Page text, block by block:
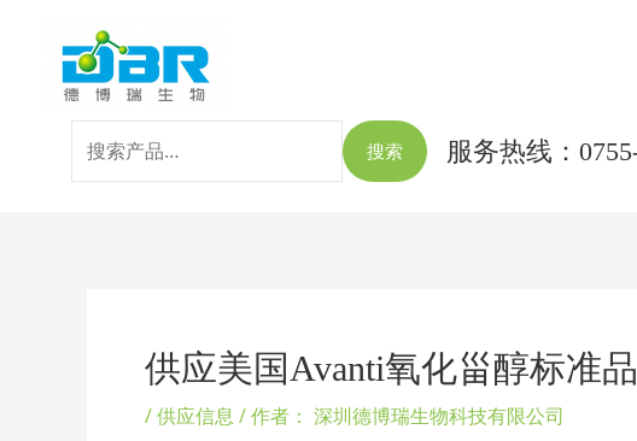
索：
搜索 服务热线：
供应美国Avanti氧化甾醇标准品
/供应信息 / 作者： 深圳德博瑞生物科技有限公司